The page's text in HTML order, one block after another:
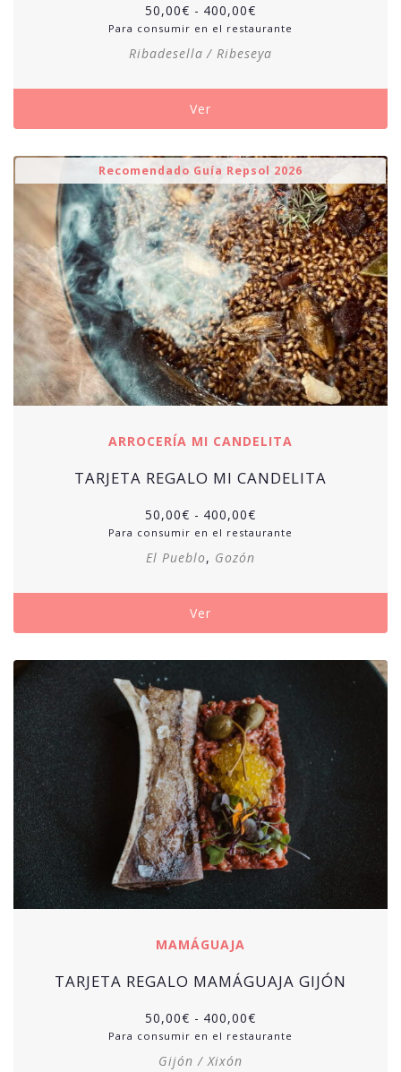
50,00€ - 400,00€
Para consumir en el restaurante
Ribadesella / Ribeseya
Ver
Recomendado Guía Repsol 2026
ARROCERÍA MI CANDELITA
TARJETA REGALO MI CANDELITA
50,00€ - 400,00€
Para consumir en el restaurante
El Pueblo, Gozón
Ver
MAMÁGUAJA
TARJETA REGALO MAMÁGUAJA GIJÓN
50,00€ - 400,00€
Para consumir en el restaurante
Gijón / Xixón